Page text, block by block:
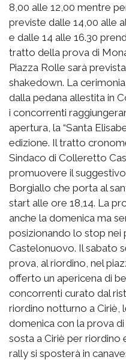
8,00 alle 12,00 mentre
previste dalle 14,00 alle
e dalle 14 alle 16.30
tratto della prova di
Piazza Rolle sarà
shakedown. La
dalla pedana allestita in
i concorrenti
apertura, la “Santa
edizione. Il tratto
Sindaco di Colleretto
promuovere il
Borgiallo che porta al
start alle ore 18,14. La
anche la domenica ma
posizionando lo stop nei
Castelonuovo. Il sabato
prova, al riordino, nel
offerto un apericena di
concorrenti curato dal
riordino notturno a Ciriè,
domenica con la prova
sosta a Ciriè per riordino
rally si sposterà in